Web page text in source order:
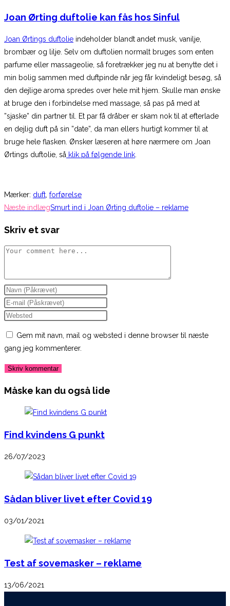
Joan Ørting duftolie kan fås hos Sinful
Joan Ørtings duftolie indeholder blandt andet musk, vanilje,
brombær og lilje. Selv om duftolien normalt bruges som enten
parfume eller massageolie, så foretrækker jeg nu at benytte det i
min bolig sammen med duftpinde når jeg får kvindeligt besøg, så
den dejlige aroma spredes over hele mit hjem. Skulle man ønske
at bruge den i forbindelse med massage, så pas på med at
”sjaske” din partner til. Et par få dråber er skam nok til at efterlade
en dejlig duft på sin ”date”, da man ellers hurtigt kommer til at
bruge hele flasken. Ønsker læseren at høre nærmere om Joan
Ørtings duftolie, så klik på følgende link
Mærker: duft forførelse
Read
articles
Næste indlægSmurt ind i Joan Ørting duftolie – reklame
Skriv et svar
Comment
Enter
your
name
username
to
comment
Enter
your
address
to
comment
Enter
website
URL
(optional)
Gem mit navn, mail og websted i denne browser til næste
gang jeg kommenterer.
Måske kan du også lide
Find kvindens G punkt
26/07/2023
Sådan bliver livet efter Covid 19
03/01/2021
Test af sovemasker – reklame
13/06/2021